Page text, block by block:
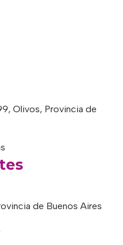
Olivos, Provincia de
de Buenos Aires